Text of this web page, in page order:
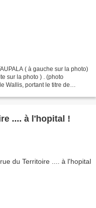
( à gauche sur la photo)
sur la photo ) . (photo
Wallis, portant le titre de
.... à l'hopital !